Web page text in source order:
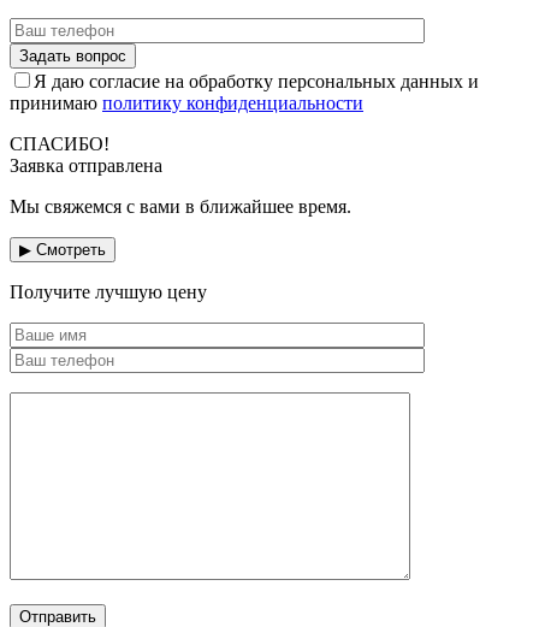
Я даю согласие на обработку персональных данных и
принимаю политику конфиденциальности
СПАСИБО!
Заявка отправлена
Мы свяжемся с вами в ближайшее время.
▶ Смотреть
Получите лучшую цену